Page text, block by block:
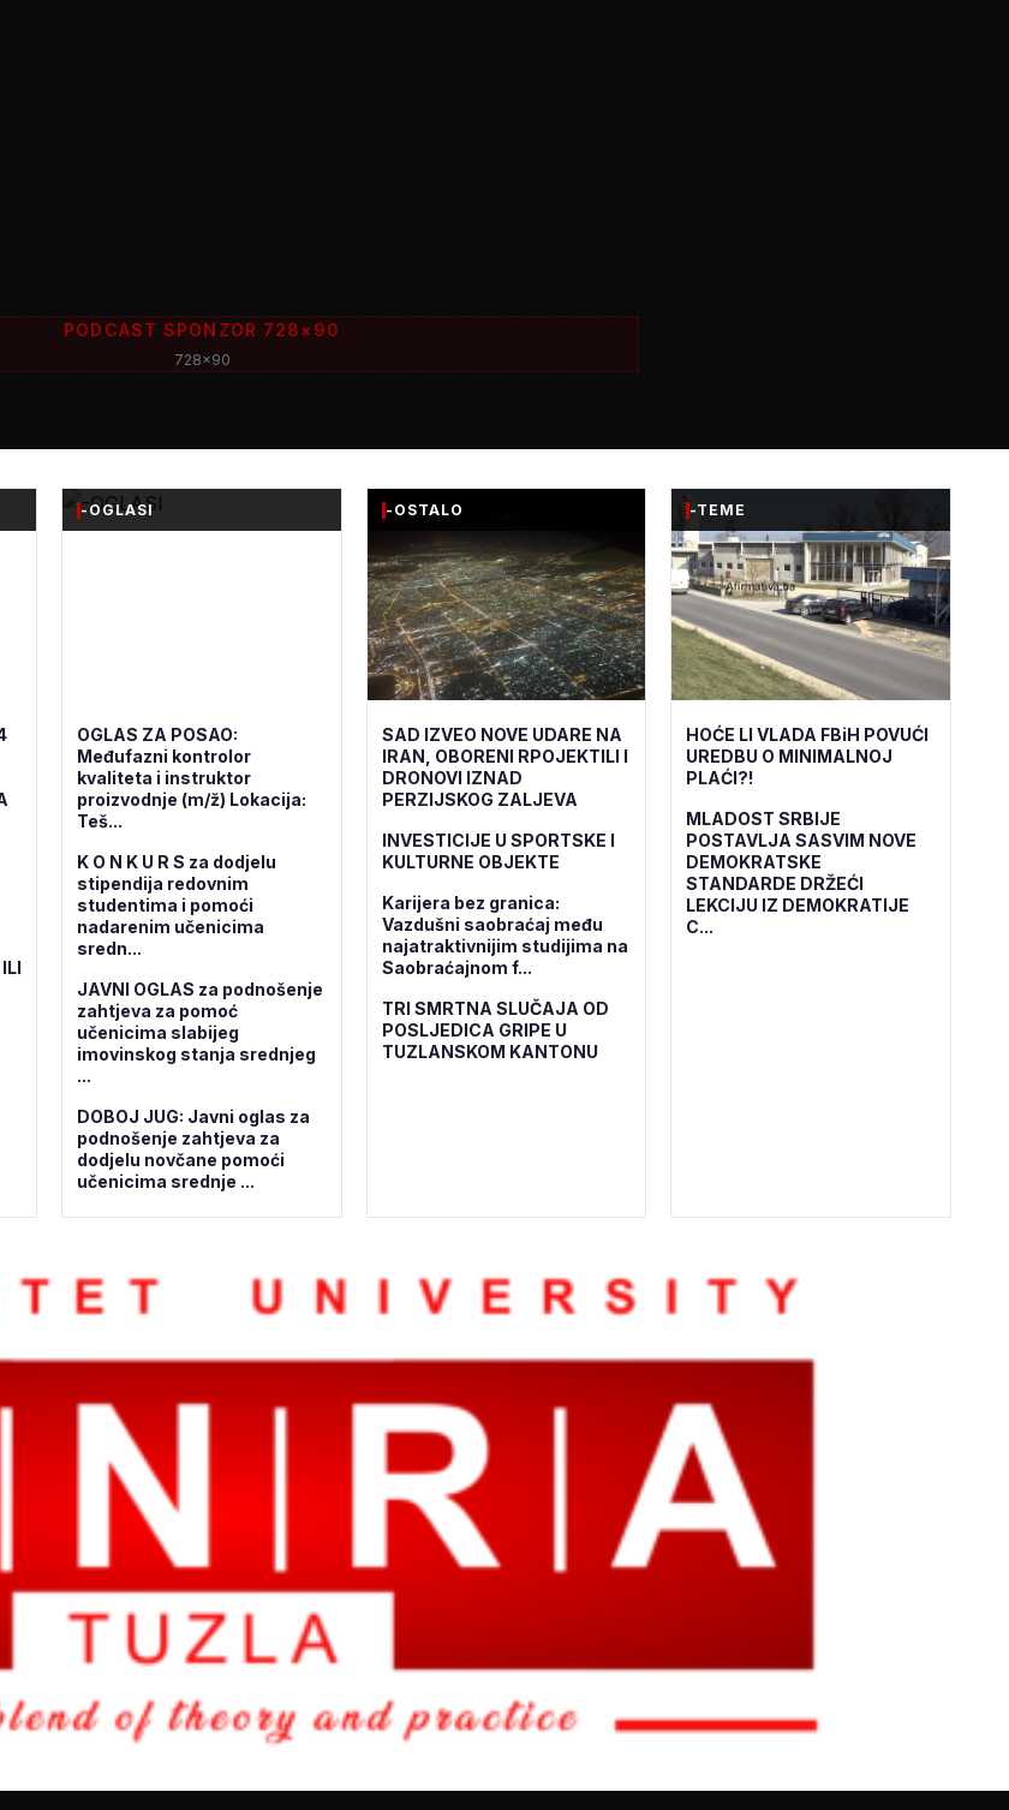
PODCAST SPONZOR 728×90
728x90
-OGLASI
OGLAS ZA POSAO:
Međufazni kontrolor
kvaliteta i instruktor
proizvodnje (m/ž) Lokacija:
Teš...
K O N K U R S za dodjelu
stipendija redovnim
studentima i pomoći
nadarenim učenicima
sredn...
JAVNI OGLAS za podnošenje
zahtjeva za pomoć
učenicima slabijeg
imovinskog stanja srednjeg
...
DOBOJ JUG: Javni oglas za
podnošenje zahtjeva za
dodjelu novčane pomoći
učenicima srednje ...
-OSTALO
SAD IZVEO NOVE UDARE NA
IRAN, OBORENI RPOJEKTILI I
DRONOVI IZNAD
PERZIJSKOG ZALJEVA
INVESTICIJE U SPORTSKE I
KULTURNE OBJEKTE
Karijera bez granica:
Vazdušni saobraćaj među
najatraktivnijim studijima na
Saobraćajnom f...
TRI SMRTNA SLUČAJA OD
POSLJEDICA GRIPE U
TUZLANSKOM KANTONU
-TEME
HOĆE LI VLADA FBiH POVUĆI
UREDBU O MINIMALNOJ
PLAĆI?!
MLADOST SRBIJE
POSTAVLJA SASVIM NOVE
DEMOKRATSKE
STANDARDE DRŽEĆI
LEKCIJU IZ DEMOKRATIJE
C...